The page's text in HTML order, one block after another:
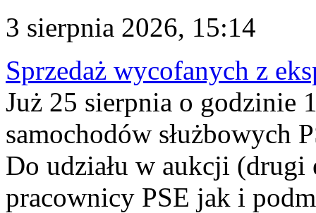
3 sierpnia 2026, 15:14
Sprzedaż wycofanych z
Już 25 sierpnia o godzinie
samochodów służbowych
Do udziału w aukcji (drugi
pracownicy PSE jak i